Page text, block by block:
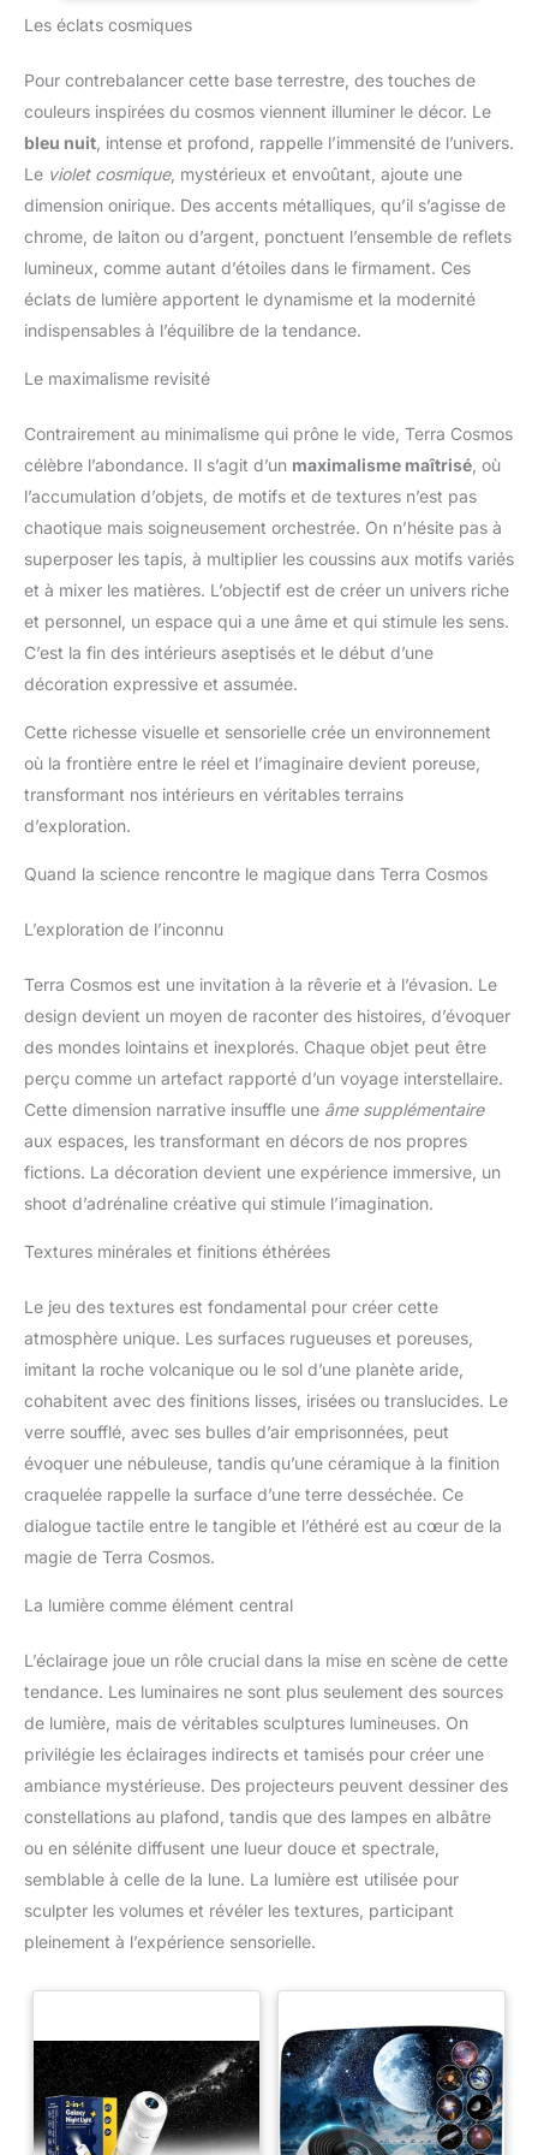
matériau a une belle couleur douce et ne se fane pas
coussin peut être lavée en machine ou à la main à basse
l'air libre à basse température. Le repassage à haute
Les éclats cosmiques
Pour contrebalancer cette base terrestre, des touches de
couleurs inspirées du cosmos viennent illuminer le décor. Le
bleu nuit , intense et profond, rappelle l’immensité de l’univers.
Le violet cosmique, mystérieux et envoûtant, ajoute une
dimension onirique. Des accents métalliques, qu’il s’agisse de
chrome, de laiton ou d’argent, ponctuent l’ensemble de reflets
lumineux, comme autant d’étoiles dans le firmament. Ces
éclats de lumière apportent le dynamisme et la modernité
indispensables à l’équilibre de la tendance.
Le maximalisme revisité
Contrairement au minimalisme qui prône le vide, Terra Cosmos
célèbre l’abondance. Il s’agit d’un maximalisme maîtrisé , où
l’accumulation d’objets, de motifs et de textures n’est pas
chaotique mais soigneusement orchestrée. On n’hésite pas à
superposer les tapis, à multiplier les coussins aux motifs variés
et à mixer les matières. L’objectif est de créer un univers riche
et personnel, un espace qui a une âme et qui stimule les sens.
C’est la fin des intérieurs aseptisés et le début d’une
décoration expressive et assumée.
Cette richesse visuelle et sensorielle crée un environnement
où la frontière entre le réel et l’imaginaire devient poreuse,
transformant nos intérieurs en véritables terrains
d’exploration.
Quand la science rencontre le magique dans Terra Cosmos
L’exploration de l’inconnu
Terra Cosmos est une invitation à la rêverie et à l’évasion. Le
design devient un moyen de raconter des histoires, d’évoquer
des mondes lointains et inexplorés. Chaque objet peut être
perçu comme un artefact rapporté d’un voyage interstellaire.
Cette dimension narrative insuffle une âme supplémentaire
aux espaces, les transformant en décors de nos propres
fictions. La décoration devient une expérience immersive, un
shoot d’adrénaline créative qui stimule l’imagination.
Textures minérales et finitions éthérées
Le jeu des textures est fondamental pour créer cette
atmosphère unique. Les surfaces rugueuses et poreuses,
imitant la roche volcanique ou le sol d’une planète aride,
cohabitent avec des finitions lisses, irisées ou translucides. Le
verre soufflé, avec ses bulles d’air emprisonnées, peut
évoquer une nébuleuse, tandis qu’une céramique à la finition
craquelée rappelle la surface d’une terre desséchée. Ce
dialogue tactile entre le tangible et l’éthéré est au cœur de la
magie de Terra Cosmos.
La lumière comme élément central
L’éclairage joue un rôle crucial dans la mise en scène de cette
tendance. Les luminaires ne sont plus seulement des sources
de lumière, mais de véritables sculptures lumineuses. On
privilégie les éclairages indirects et tamisés pour créer une
ambiance mystérieuse. Des projecteurs peuvent dessiner des
constellations au plafond, tandis que des lampes en albâtre
ou en sélénite diffusent une lueur douce et spectrale,
semblable à celle de la lune. La lumière est utilisée pour
sculpter les volumes et révéler les textures, participant
pleinement à l’expérience sensorielle.